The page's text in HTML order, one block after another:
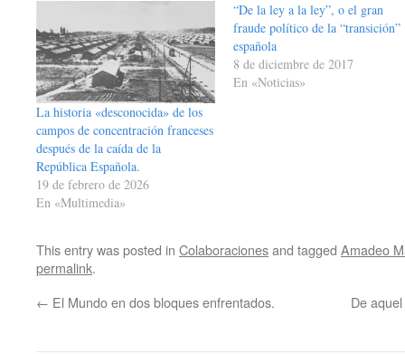
La historia «desconocida» de los
campos de concentración franceses
después de la caída de la
República Española.
19 de febrero de 2026
En «Multimedia»
“De la ley a la ley”, o el gran
fraude político de la “transición”
española
8 de diciembre de 2017
En «Noticias»
This entry was posted in Colaboracionesand tagged Amadeo
permalink.
← El Mundo en dos bloques enfrentados. De